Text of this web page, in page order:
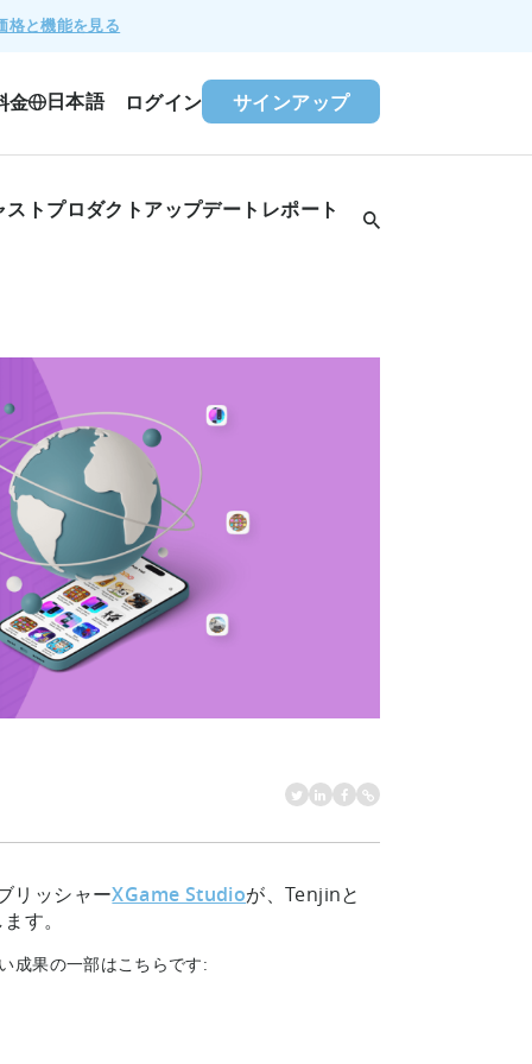
格と機能を見る
金 日本語 ログイン サインアップ
トプロダクトアップデート レポート
リッシャーXGame Studioが、Tenjinと
す。
成果の一部はこちらです: